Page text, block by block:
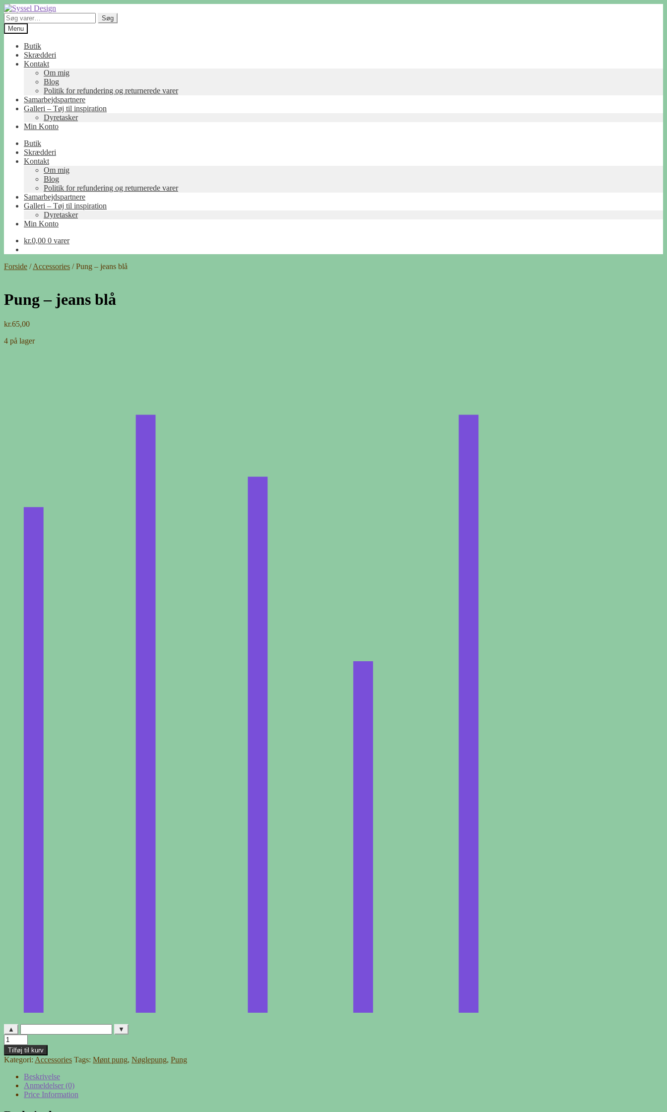
Spring
til
navigation
Spring
til
indhold
Søg
efter:
Søg
Menu
Butik
Skrædderi
Kontakt
Om mig
Blog
Politik for refundering og returnerede varer
Samarbejdspartnere
Galleri – Tøj til inspiration
Dyretasker
Min Konto
Butik
Skrædderi
Kontakt
Om mig
Blog
Politik for refundering og returnerede varer
Samarbejdspartnere
Galleri – Tøj til inspiration
Dyretasker
Min Konto
kr.0,00 0 varer
Forside /Accessories /Pung – jeans blå
Pung – jeans blå
kr.65,00
4 på lager
▲ ▼
Pung
-
jeans
blå
antal
Tilføj til kurv
Kategori: Accessories Tags: Mønt pung, Nøglepung, Pung
Beskrivelse
Anmeldelser (0)
Price Information